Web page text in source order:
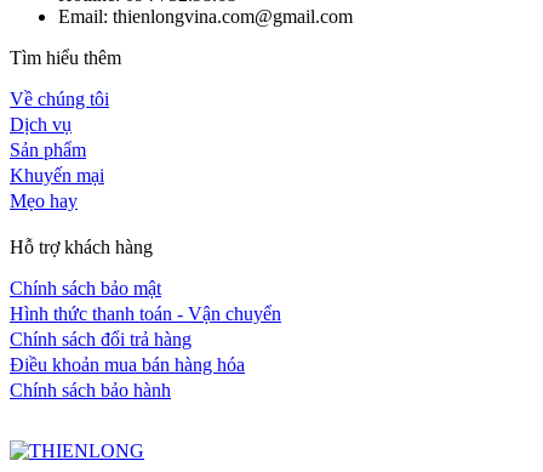
Email: thienlongvina.com@gmail.com
Tìm hiểu thêm
Về chúng tôi
Dịch vụ
Sản phẩm
Khuyến mại
Mẹo hay
Hỗ trợ khách hàng
Chính sách bảo mật
Hình thức thanh toán - Vận chuyển
Chính sách đổi trả hàng
Điều khoản mua bán hàng hóa
Chính sách bảo hành